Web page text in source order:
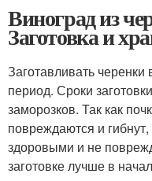
Виноград из
Заготовка и
Заготавливать
период. Сроки
заморозков. Так как
повреждаются и
здоровыми и не
заготовке лучше в